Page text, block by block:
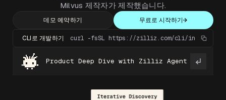
Milvus 제작자가 제작했습니다.
데모 예약하기 무료로 시작하기
CLI로 개발하기 curl -fsSL https://zilliz.com/cli/install.sh
Product Deep Dive with Zilliz Agent